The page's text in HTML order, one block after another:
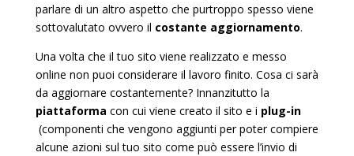
parlare di un altro aspetto che purtroppo spesso viene
sottovalutato ovvero il costante aggiornamento.
Una volta che il tuo sito viene realizzato e messo
online non puoi considerare il lavoro finito. Cosa ci sarà
da aggiornare costantemente? Innanzitutto la
piattaforma con cui viene creato il sito e i plug-in
(componenti che vengono aggiunti per poter compiere
alcune azioni sul tuo sito come può essere l’invio di